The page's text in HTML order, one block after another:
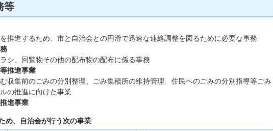
等
推進するため、市と自治会との円滑で迅速な連絡調整を図るために必要な事務
シ、回覧物その他の配布物の配布に係る事務
推進事業
収集前のごみの分別整理、ごみ集積所の維持管理、住民へのごみの分別指導等ごみ
の推進に向けた事業
進事業
め、自治会が行う次の事業